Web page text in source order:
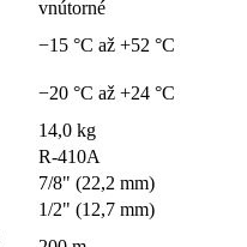
vnútorné
−15 °C až +52 °C
−20 °C až +24 °C
14,0 kg
R-410A
7/8" (22,2 mm)
1/2" (12,7 mm)